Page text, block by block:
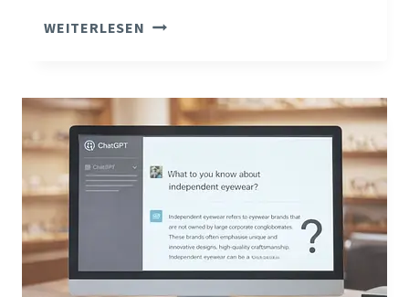
WEITERLESEN WELCHE
MEINEM
OPTIKGESCHÄFT?